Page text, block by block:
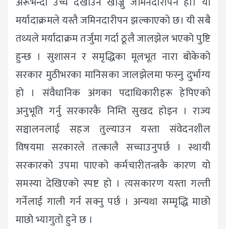
मर्यादाक्रमले यस्तै जमिनदारीपन झल्काएको छ। यी सबै
तथ्यले मर्यादाक्रम तर्जुमा गर्दा ठूलै जालझेल भएको पुष्टि
हुन्छ । सुशासन र समृद्धिका मूलभूत नारा बोकेको
सरकार मुठीभरका मानिसका जालझेलमा फस्नु दुर्भाग्य
हो । संवैधानिक अंगका पदाधिकारीहरू हेपिएको
अनुभूति गर्नु सरकारकै निम्ति सुखद होइन । राज्य
सञ्चालनलाई सहज तुल्याउन यस्ता संवेदनशील
विषयमा सरकारले तत्कालै सच्चाउनुपर्छ । स्थायी
सरकारको उपमा पाएको कर्मचारीतन्त्रकै कारण यो
समस्या देखिएको स्पष्ट हो । त्यसकारण यस्ता गल्ती
गर्नेलाई गाली गर्न सक्नु पर्छ । अन्यथा सम्मृद्धि माछो
माछो भ्यागुतो हुने छ ।